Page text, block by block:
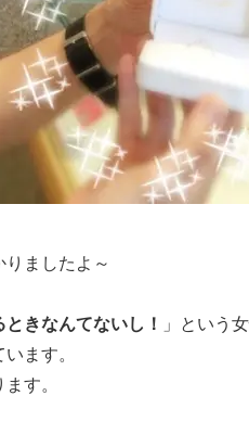
ましたよ～
きなんてないし！
」という
ます。
す。